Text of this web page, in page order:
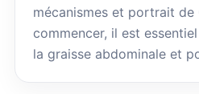
mécanismes et portrait de
commencer, il est
la graisse abdominale et